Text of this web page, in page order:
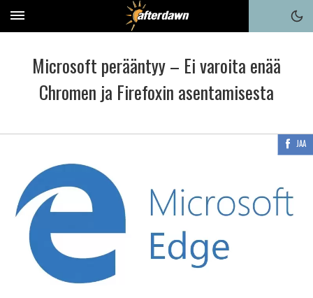
Microsoft perääntyy – Ei varoita enää
Chromen ja Firefoxin asentamisesta
JAA